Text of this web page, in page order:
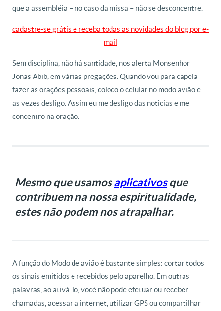
que a assembléia – no caso da missa – não se desconcentre.
cadastre-se grátis e receba todas as novidades do blog por e-
mail
Sem disciplina, não há santidade, nos alerta Monsenhor
Jonas Abib, em várias pregações. Quando vou para capela
fazer as orações pessoais, coloco o celular no modo avião e
as vezes desligo. Assim eu me desligo das noticias e me
concentro na oração.
Mesmo que usamosaplicativosque
contribuem na nossa espiritualidade,
estes não podem nos atrapalhar.
A função do Modo de avião é bastante simples: cortar todos
os sinais emitidos e recebidos pelo aparelho. Em outras
palavras, ao ativá-lo, você não pode efetuar ou receber
chamadas, acessar a internet, utilizar GPS ou compartilhar